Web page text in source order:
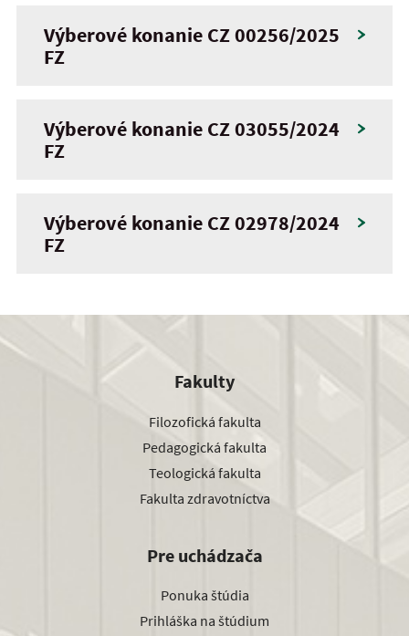
Výberové konanie CZ 00256/2025
FZ
Výberové konanie CZ 03055/2024
FZ
Výberové konanie CZ 02978/2024
FZ
Fakulty
Filozofická fakulta
Pedagogická fakulta
Teologická fakulta
Fakulta zdravotníctva
Pre uchádzača
Ponuka štúdia
Prihláška na štúdium